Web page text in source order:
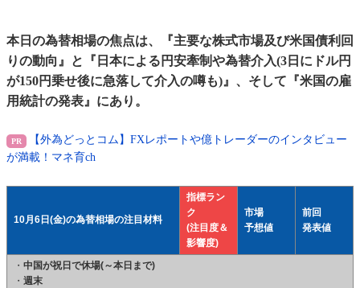
本日の為替相場の焦点は、『主要な株式市場及び米国債利回
りの動向』と『日本による円安牽制や為替介入(3日にドル円
が150円乗せ後に急落して介入の噂も)』、そして『米国の雇
用統計の発表』にあり。
【外為どっとコム】FXレポートや億トレーダーのインタビュー
が満載！マネ育ch
10月6日(金)の為替相場の注目材料
指標ラン
ク
(注目度＆
影響度)
市場
予想値
前回
発表値
・ 中国が祝日で休場(～本日まで)
・ 週末